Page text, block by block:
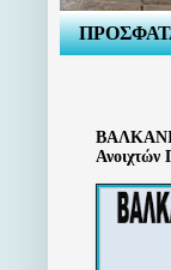
Ανοιχτών